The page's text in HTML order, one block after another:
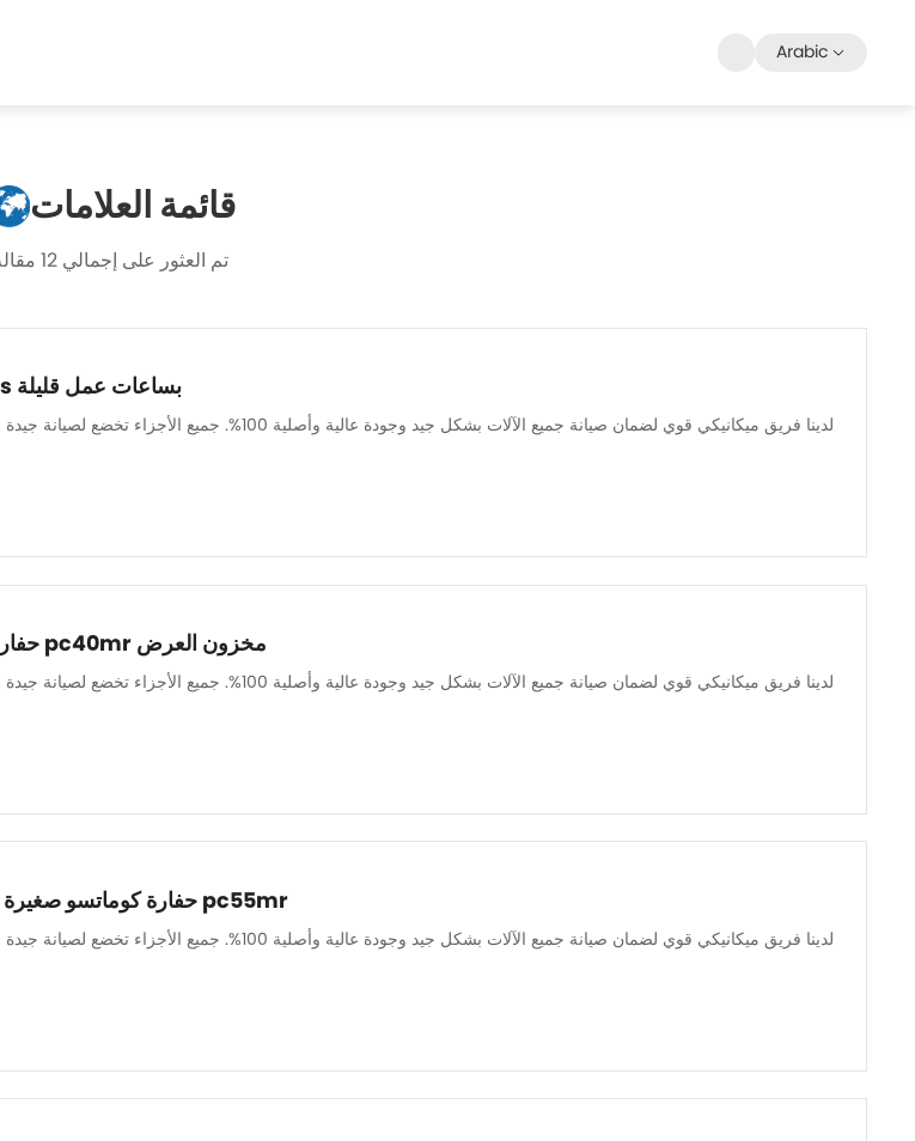
Arabic
قائمة العلامات
تم العثور على إجمالي 12 مقالة
حفارة كوماتسو صغيرة مستعملة pc78us بساعات عمل قليلة
لدينا فريق ميكانيكي قوي لضمان صيانة جميع الآلات بشكل جيد
حفارة كوماتسو صغيرة عالية الجودة مستعملة pc40mr مخزون العرض
لدينا فريق ميكانيكي قوي لضمان صيانة جميع الآلات بشكل جيد
حفارة كوماتسو صغيرة الحجم مستوردة من اليابان، مصدر أصلي pc55mr
لدينا فريق ميكانيكي قوي لضمان صيانة جميع الآلات بشكل جيد